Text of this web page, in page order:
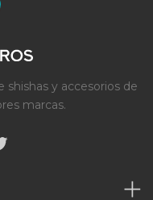
shishas y accesorios de
marcas.